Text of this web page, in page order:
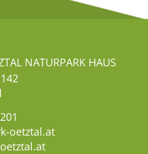
NATURPARK HAUS
oetztal.at